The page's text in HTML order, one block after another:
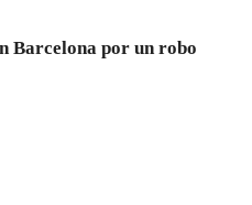
Barcelona por un robo